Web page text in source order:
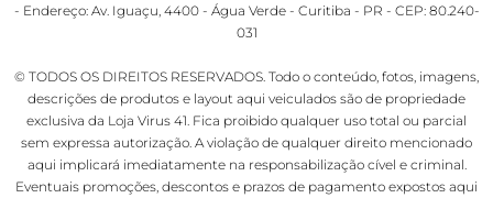
- Endereço: Av. Iguaçu, 4400 - Água Verde - Curitiba - PR - CEP: 80.240-
031
© TODOS OS DIREITOS RESERVADOS. Todo o conteúdo, fotos, imagens,
descrições de produtos e layout aqui veiculados são de propriedade
exclusiva da Loja Virus 41. Fica proibido qualquer uso total ou parcial
sem expressa autorização. A violação de qualquer direito mencionado
aqui implicará imediatamente na responsabilização cível e criminal.
Eventuais promoções, descontos e prazos de pagamento expostos aqui